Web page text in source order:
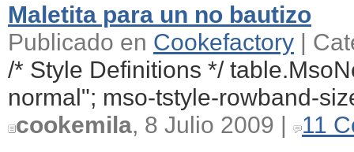
Maletita para un no bautizo
Publicado en Cookefactory |
/* Style Definitions */
normal"; mso-tstyle-rowband-
cookemila, 8 Julio 2009 |
11